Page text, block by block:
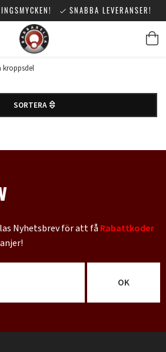
SNABBA LEVERANSER!
kroppsdel
SORTERA
Nyhetsbrev för att fåRabattkoder
OK